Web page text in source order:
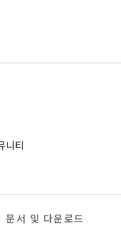
니티
문서 및 다운로드